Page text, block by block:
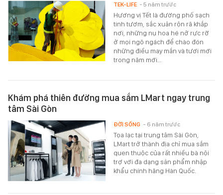
Hương vị Tết là đường phố sạch
tinh tươm, sắc xuân rộn rã khắp
nơi, những nụ hoa hé nở rực rỡ
ở mọi ngõ ngách để chào đón
những điều may mắn và tươi mới
trong năm mới…
TEK-LIFE - 5 năm trước
Khám phá thiên đường mua sắm LMart ngay trung
tâm Sài Gòn
Tọa lạc tại trung tâm Sài Gòn,
LMart trở thành địa chỉ mua sắm
quen thuộc của rất nhiều bà nội
trợ với đa dạng sản phẩm nhập
khẩu chính hãng Hàn Quốc.
ĐỜI SỐNG - 6 năm trước